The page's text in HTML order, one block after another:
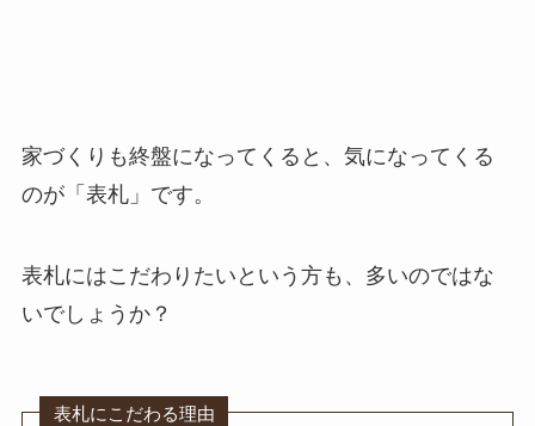
家づくりも終盤になってくると、気になってくる
のが「表札」です。
表札にはこだわりたいという方も、多いのではな
いでしょうか？
表札にこだわる理由